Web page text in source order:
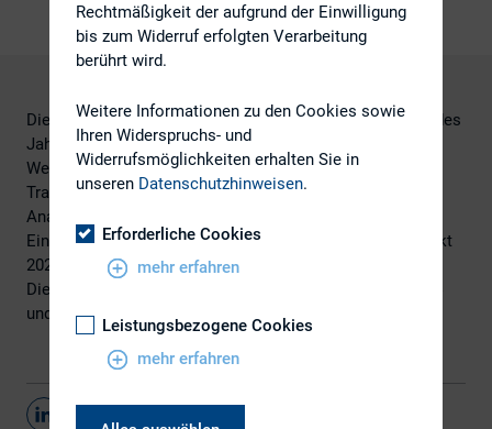
Die IR.on AG hat einen Blick auf den KMU-Anleihemarkt des
Jahres 2024 in Deutschland geworfen und zudem die IR-
Webseiten der Emittenten auf die Einhaltung von
Transparenzstandards untersucht und im Rahmen einer
Analyse zehn verschiedene Emissionshäuser zu ihren
Einschätzungen und Prognosen für den KMU-Anleihemarkt
2025 befragt.
Die vollständige Studie KMU-Anleihemarkt: Analyse 2024
und Ausblick 2025 finden Sie
Rechtmäßigkeit der aufgrund der Einwilligung
bis zum Widerruf erfolgten Verarbeitung
berührt wird.
Weitere Informationen zu den Cookies sowie
Ihren Widerspruchs- und
Widerrufsmöglichkeiten erhalten Sie in
unseren Datenschutzhinweisen.
Erforderliche Cookies
mehr erfahren
Leistungsbezogene Cookies
mehr erfahren